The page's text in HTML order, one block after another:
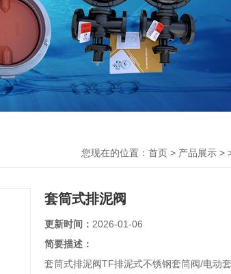
您现在的位置： 首页 > 产品展示 >
套筒式排泥阀
更新时间： 2026-01-06
简要描述：
套筒式排泥阀TF排泥式不锈钢套筒阀/电动